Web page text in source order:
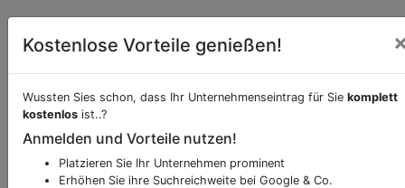
Beschreibung & Services von
Sie möchten eine Beschreibung, Dienstleistung
oder andere relevante Informationen hinzufügen?
Kostenlose Vorteile genießen!
Wussten Sies schon, dass Ihr Unternehmenseintrag für Sie komplett
kostenlos ist..?
Anmelden und Vorteile nutzen!
Platzieren Sie Ihr Unternehmen prominent
Erhöhen Sie ihre Suchreichweite bei Google & Co.